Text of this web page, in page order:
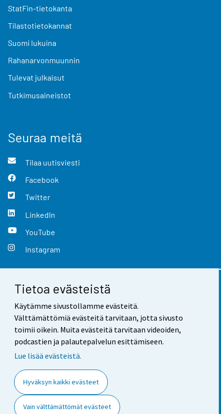
Tietoa evästeistä
Käytämme sivustollamme evästeitä.
Välttämättömiä evästeitä tarvitaan, jotta sivusto
toimii oikein. Muita evästeitä tarvitaan videoiden,
podcastien ja palautepalvelun esittämiseen.
Lue lisää evästeistä.
Hyväksyn kaikki evästeet
Vain välttämättömät evästeet
StatFin-tietokanta
Tilastotietokannat
Suomi lukuina
Rahanarvonmuunnin
Tulevat julkaisut
Tutkimusaineistot
Seuraa meitä
Tilaa uutisviesti
Facebook
Twitter
LinkedIn
YouTube
Instagram
Yhteystiedot
Palaute
Käyttöehdot
Saavutettavuus
Tietoa sivustosta
Evästeasetukset